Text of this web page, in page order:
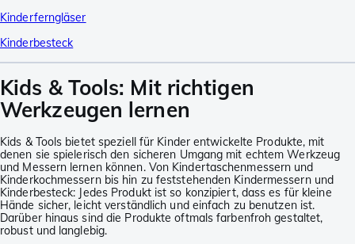
Kinderferngläser
Kinderbesteck
Kids & Tools: Mit richtigen
Werkzeugen lernen
Kids & Tools bietet speziell für Kinder entwickelte Produkte, mit
denen sie spielerisch den sicheren Umgang mit echtem Werkzeug
und Messern lernen können. Von Kindertaschenmessern und
Kinderkochmessern bis hin zu feststehenden Kindermessern und
Kinderbesteck: Jedes Produkt ist so konzipiert, dass es für kleine
Hände sicher, leicht verständlich und einfach zu benutzen ist.
Darüber hinaus sind die Produkte oftmals farbenfroh gestaltet,
robust und langlebig.